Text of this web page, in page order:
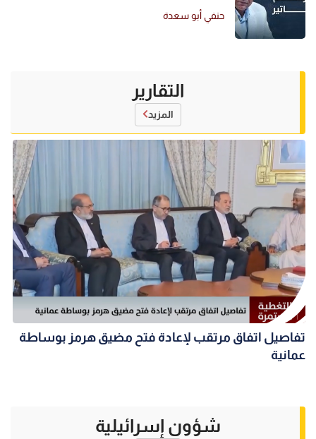
حنفي أبو سعدة
التقارير
المزيد
تفاصيل اتفاق مرتقب لإعادة فتح مضيق هرمز بوساطة
عمانية
شؤون إسرائيلية